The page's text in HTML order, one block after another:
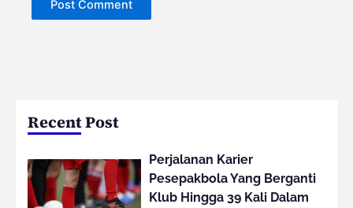
Recent Post
Perjalanan Karier
Pesepakbola Yang Berganti
Klub Hingga 39 Kali Dalam